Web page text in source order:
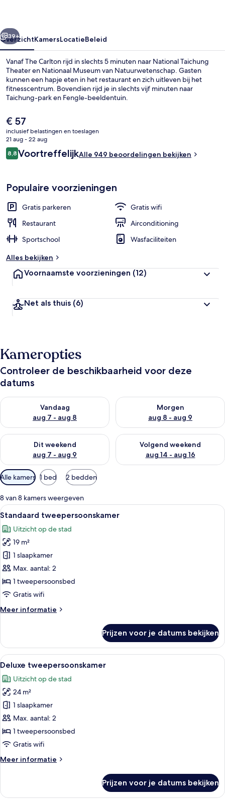
Volgende
39+
OverzichtKamersLocatieBeleid
Vanaf The Carlton rijd in slechts 5 minuten naar National Taichung
Theater en Nationaal Museum van Natuurwetenschap. Gasten
kunnen een hapje eten in het restaurant en zich uitleven bij het
fitnesscentrum. Bovendien rijd je in slechts vijf minuten naar
Taichung-park en Fengle-beeldentuin.
De
huidige
prijs
is
€ 57
€ 57
inclusief belastingen en toeslagen
21 aug - 22 aug
Beoordelingen
8,88,8 op 10 –
VoortreffelijkAlle 949 beoordelingen bekijken
Populaire voorzieningen
Gratis parkeren
Gratis wifi
Restaurant
Airconditioning
Sportschool
Wasfaciliteiten
Alles bekijken
Voornaamste voorzieningen (12)
Net als thuis (6)
Kameropties
Controleer de beschikbaarheid voor deze
datums
Vandaag
aug 7 - aug 8
De beschikbaarheid controleren voor vanavond aug 7 - aug 8
Morgen
aug 8 - aug 9
De beschikbaarheid
Dit weekend
aug 7 - aug 9
De beschikbaarheid controleren voor dit weekend aug 7 -
Volgend weekend
aug 14 - aug 16
De beschikbaarheid
Beschikbare
filters
voor
kamers
Alle kamers 1 bed 2 bedden
8 van 8 kamers weergeven
Alle
foto's
voor
Standaard
tweepersoonskamer
laden
Een hotelkamer met een groot bed,
3
Standaard tweepersoonskamer
Uitzicht op de stad
19 m²
1 slaapkamer
Max. aantal: 2
1 tweepersoonsbed
Gratis wifi
Meer informatie
Meer
tweepersoonskamer
Prijzen voor je datums bekijken
Alle
foto's
voor
Deluxe
tweepersoonskamer
laden
Een hotelkamer met een groot bed,
5
Deluxe tweepersoonskamer
Uitzicht op de stad
24 m²
1 slaapkamer
Max. aantal: 2
1 tweepersoonsbed
Gratis wifi
Meer informatie
Meer
tweepersoonskamer
Prijzen voor je datums bekijken